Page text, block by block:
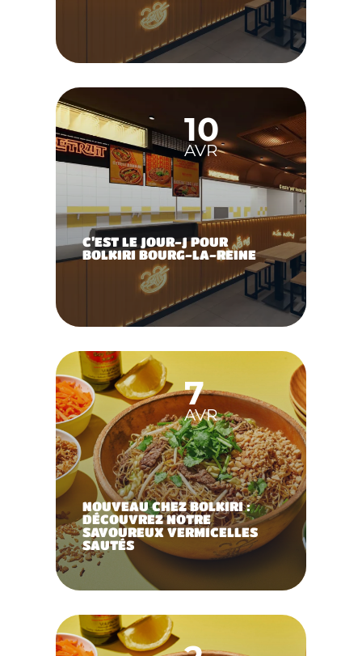
10
AVR
C’EST LE JOUR-J POUR
BOLKIRI BOURG-LA-REINE
7
AVR
NOUVEAU CHEZ BOLKIRI :
DÉCOUVREZ NOTRE
SAVOUREUX VERMICELLES
SAUTÉS